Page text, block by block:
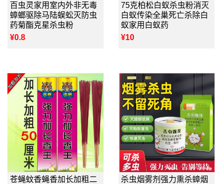
百虫灵家用室内外非无毒
蟑螂驱除马陆蜈蚣灭防虫
药菊酯克星杀虫粉
¥0.8
75克柏松白蚁杀虫粉消灭
白蚁传染全巢死亡杀除白
蚁家用白蚁药
¥10
苍蝇蚊香蝇香加长加粗二
杀虫烟雾剂强力熏杀蟑烟